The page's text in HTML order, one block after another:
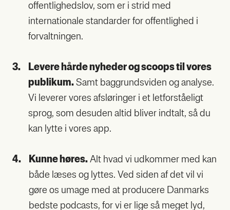
offent­lig­heds­lov, som er i strid med
inter­na­tio­na­le stan­dar­der for offent­lig­hed i
for­valt­nin­gen.
3.
Leve­re hår­de nyhe­der og scoops til vores
publi­kum. Samt bag­grunds­vi­den og ana­ly­se.
Vi leve­rer vores afslø­rin­ger i et let­for­stå­e­ligt
sprog, som des­u­den altid bli­ver ind­talt, så du
kan lyt­te i vores app.
4. Kun­ne høres. Alt hvad vi udkom­mer med kan
både læses og lyt­tes. Ved siden af det vil vi
gøre os uma­ge med at pro­du­ce­re Dan­marks
bed­ste podcasts, for vi er lige så meget lyd,